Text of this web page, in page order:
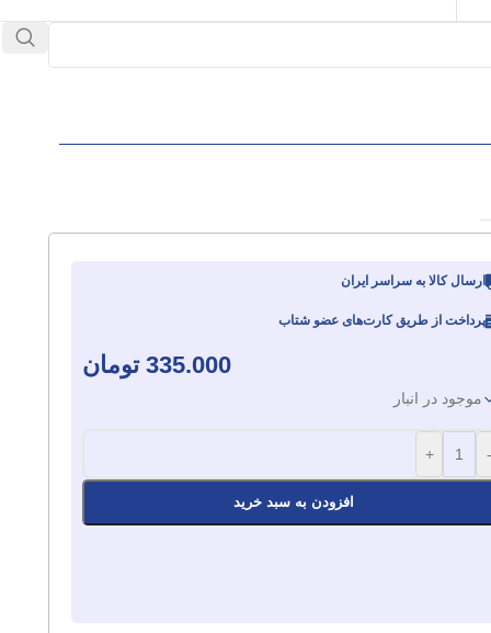
ارسال کالا به سراسر ایران
پرداخت از طریق کارت‌های عضو شتاب
335.000 تومان
موجود در انبار
-
+
افزودن به سبد خرید